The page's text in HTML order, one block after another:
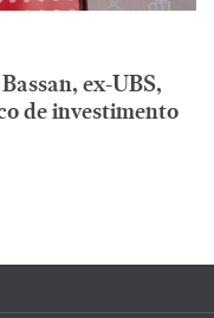
ex-UBS,
de investimento